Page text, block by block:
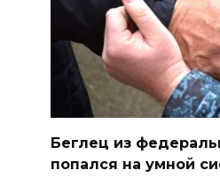
пяти районах
области
07 августа 2026 23:00
Дабы счастье
сорванное
на 8 августа
Беглец из
попался на умной